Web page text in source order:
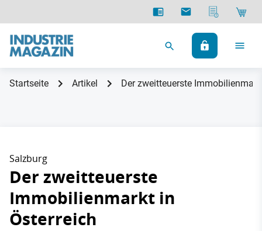
Startseite Artikel Der zweitteuerste
Salzburg
Der zweitteuerste
Immobilienmarkt in
Österreich